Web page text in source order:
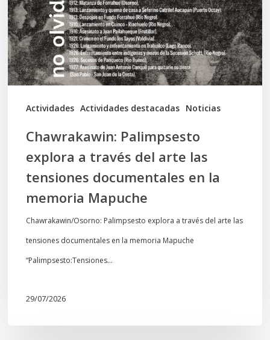
Actividades Actividades destacadas Noticias
través
del
arte
las
tensiones
documentales
memoria
Mapuche
Chawrakawin: Palimpsesto
explora a través del arte las
tensiones documentales en la
memoria Mapuche
Chawrakawin/Osorno: Palimpsesto explora a través del arte las
tensiones documentales en la memoria Mapuche
“Palimpsesto:Tensiones…
29/07/2026